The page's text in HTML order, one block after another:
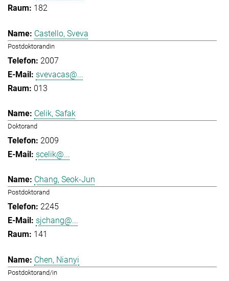
182
Castello, Sveva
Postdoktorandin
2007
svevacas@...
013
Celik, Safak
Doktorand
2009
scelik@...
Chang, Seok-Jun
Postdoktorand
2245
sjchang@...
141
Chen, Nianyi
Postdoktorand/in